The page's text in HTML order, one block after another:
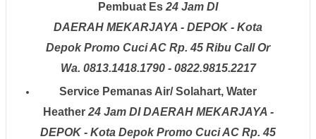
Pembuat Es 24 Jam DI
DAERAH MEKARJAYA - DEPOK - Kota
DepokPromo Cuci AC Rp. 45 Ribu Call Or
Wa. 0813.1418.1790 - 0822.9815.2217
Service Pemanas Air/ Solahart, Water
Heather 24 Jam DI DAERAH MEKARJAYA -
DEPOK - Kota DepokPromo Cuci AC Rp. 45